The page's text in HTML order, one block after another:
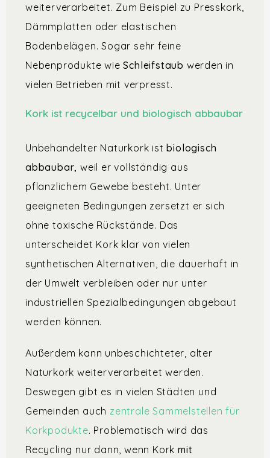
weiterverarbeitet. Zum Beispiel zu Presskork,
Dämmplatten oder elastischen
Bodenbelägen. Sogar sehr feine
Nebenprodukte wieSchleifstaub werden in
vielen Betrieben mit verpresst.
Kork ist recycelbar und biologisch abbaubar
Unbehandelter Naturkork istbiologisch
abbaubar,weil er vollständig aus
pflanzlichem Gewebe besteht. Unter
geeigneten Bedingungen zersetzt er sich
ohne toxische Rückstände. Das
unterscheidet Kork klar von vielen
synthetischen Alternativen, die dauerhaft in
der Umwelt verbleiben oder nur unter
industriellen Spezialbedingungen abgebaut
werden können.
Außerdem kann unbeschichteter, alter
Naturkork weiterverarbeitet werden.
Deswegen gibt es in vielen Städten und
Gemeinden auch zentrale Sammelstellen für
Korkpodukte. Problematisch wird das
Recycling nur dann, wenn Korkmit